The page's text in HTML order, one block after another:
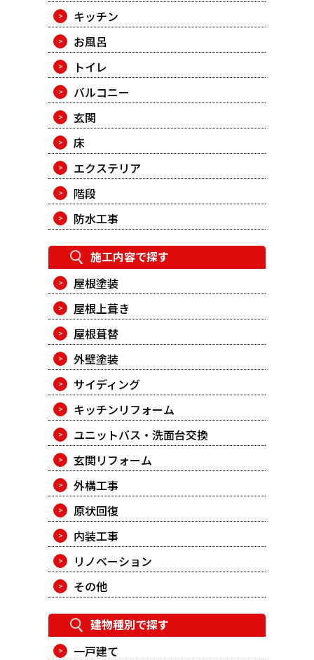
キッチン
お風呂
トイレ
バルコニー
玄関
床
エクステリア
階段
防水工事
施工内容で探す
屋根塗装
屋根上葺き
屋根葺替
外壁塗装
サイディング
キッチンリフォーム
ユニットバス・洗面台交換
玄関リフォーム
外構工事
原状回復
内装工事
リノベーション
その他
建物種別で探す
一戸建て